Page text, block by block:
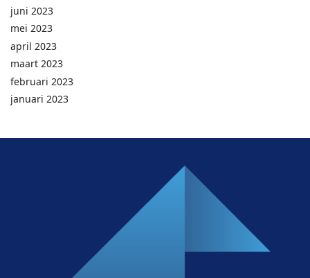
juni 2023
mei 2023
april 2023
maart 2023
februari 2023
januari 2023